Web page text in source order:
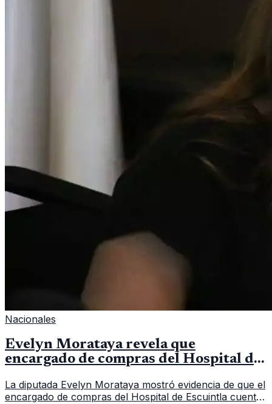
Nacionales
Evelyn Morataya revela que
encargado de compras del Hospital de
La diputada Evelyn Morataya mostró evidencia de que el
encargado de compras del Hospital de Escuintla cuenta